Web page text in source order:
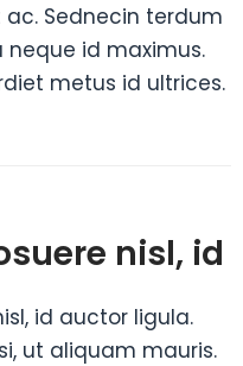
Sednecin terdum
id maximus.
metus id ultrices.
nisl, id
id auctor ligula.
ut aliquam mauris.